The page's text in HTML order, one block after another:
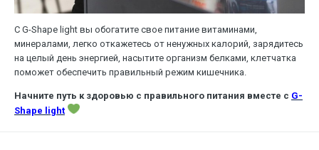
С G-Shape light вы обогатите свое питание витаминами,
минералами, легко откажетесь от ненужных калорий, зарядитесь
на целый день энергией, насытите организм белками, клетчатка
поможет обеспечить правильный режим кишечника.
Начните путь к здоровью с правильного питания вместе с G-
Shape light